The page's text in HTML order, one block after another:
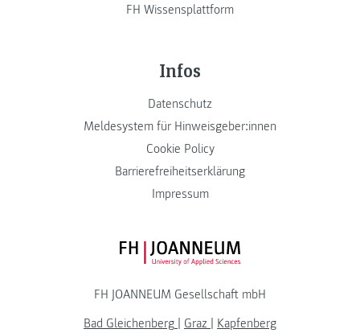
FH Wissensplattform
Infos
Datenschutz
Meldesystem für Hinweisgeber:innen
Cookie Policy
Barrierefreiheitserklärung
Impressum
FH JOANNEUM Logo
FH JOANNEUM Gesellschaft mbH
Bad Gleichenberg | Graz | Kapfenberg